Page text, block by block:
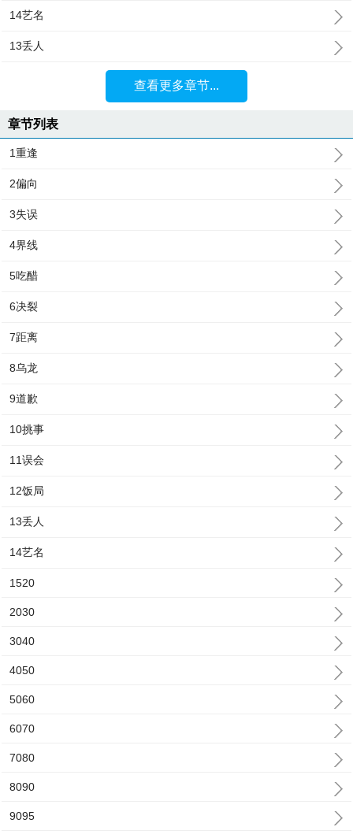
14艺名
13丢人
查看更多章节...
章节列表
1重逢
2偏向
3失误
4界线
5吃醋
6决裂
7距离
8乌龙
9道歉
10挑事
11误会
12饭局
13丢人
14艺名
1520
2030
3040
4050
5060
6070
7080
8090
9095